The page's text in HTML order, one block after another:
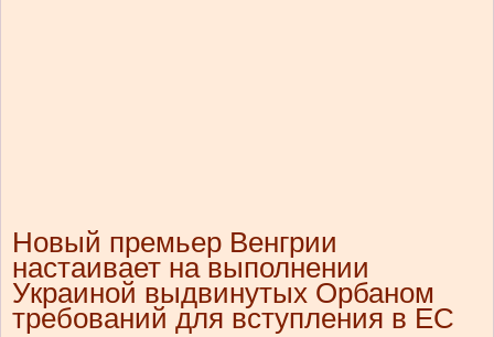
Новый премьер Венгрии
настаивает на выполнении
Украиной выдвинутых Орбаном
требований для вступления в ЕС